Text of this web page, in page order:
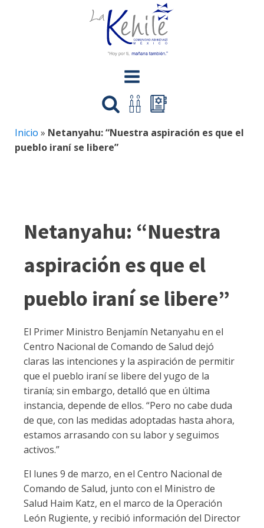
Inicio » Netanyahu: “Nuestra aspiración es que el
pueblo iraní se libere”
Netanyahu: “Nuestra
aspiración es que el
pueblo iraní se libere”
El Primer Ministro Benjamín Netanyahu en el
Centro Nacional de Comando de Salud dejó
claras las intenciones y la aspiración de permitir
que el pueblo iraní se libere del yugo de la
tiranía; sin embargo, detalló que en última
instancia, depende de ellos. “Pero no cabe duda
de que, con las medidas adoptadas hasta ahora,
estamos arrasando con su labor y seguimos
activos.”
El lunes 9 de marzo, en el Centro Nacional de
Comando de Salud, junto con el Ministro de
Salud Haim Katz, en el marco de la Operación
León Rugiente, y recibió información del Director